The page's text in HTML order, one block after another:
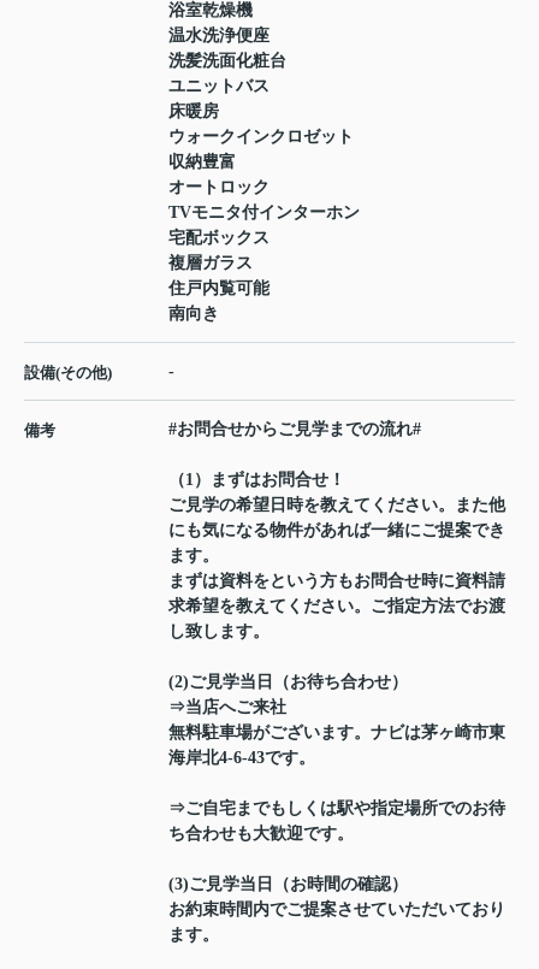
浴室乾燥機
温水洗浄便座
洗髪洗面化粧台
ユニットバス
床暖房
ウォークインクロゼット
収納豊富
オートロック
TVモニタ付インターホン
宅配ボックス
複層ガラス
住戸内覧可能
南向き
設備(その他) -
備考 #お問合せからご見学までの流れ#
（1）まずはお問合せ！
ご見学の希望日時を教えてください。また他
にも気になる物件があれば一緒にご提案でき
ます。
まずは資料をという方もお問合せ時に資料請
求希望を教えてください。ご指定方法でお渡
し致します。
(2)ご見学当日（お待ち合わせ）
⇒当店へご来社
無料駐車場がございます。ナビは茅ヶ崎市東
海岸北4-6-43です。
⇒ご自宅までもしくは駅や指定場所でのお待
ち合わせも大歓迎です。
(3)ご見学当日（お時間の確認）
お約束時間内でご提案させていただいており
ます。